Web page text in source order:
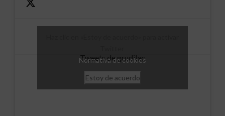
Tweets de grudilec
Normativa de cookies
Estoy de acuerdo